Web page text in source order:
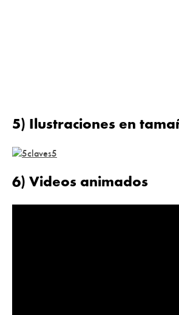
5) Ilustraciones en
6) Videos animados